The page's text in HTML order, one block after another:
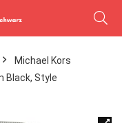
Michael Kors
Black, Style